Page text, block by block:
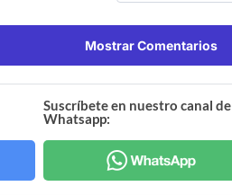
Mostrar Comentarios
Suscríbete en nuestro canal de
Whatsapp: